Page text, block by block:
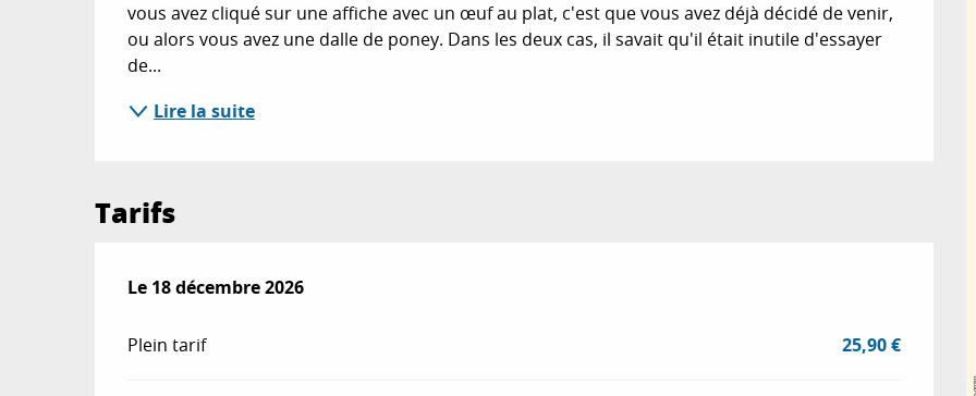
vous avez cliqué sur une affiche avec un œuf au plat, c'est que vous avez déjà décidé de venir,
ou alors vous avez une dalle de poney. Dans les deux cas, il savait qu'il était inutile d'essayer
de...
Lire la suite
Tarifs
Le 18 décembre 2026
Le 18 décembre 2026
Plein tarif 25,90 €